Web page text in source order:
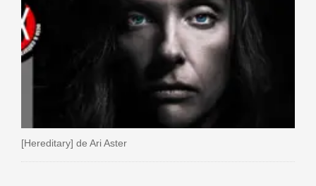
[Hereditary] de Ari Aster